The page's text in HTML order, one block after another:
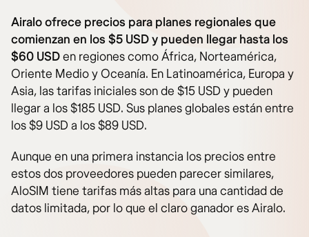
Airalo ofrece precios para planes regionales que
comienzan en los $5 USD y pueden llegar hasta los
$60 USDen regiones como África, Norteamérica,
Oriente Medio y Oceanía. En Latinoamérica, Europa y
Asia, las tarifas iniciales son de $15 USD y pueden
llegar a los $185 USD. Sus planes globales están entre
los $9 USD a los $89 USD.
Aunque en una primera instancia los precios entre
estos dos proveedores pueden parecer similares,
AloSIM tiene tarifas más altas para una cantidad de
datos limitada, por lo que el claro ganador es Airalo.